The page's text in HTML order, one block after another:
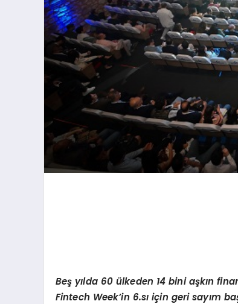
Beş yılda 60 ülkeden 14 bini aşkın
Fintech Week’in 6.sı için geri sayım